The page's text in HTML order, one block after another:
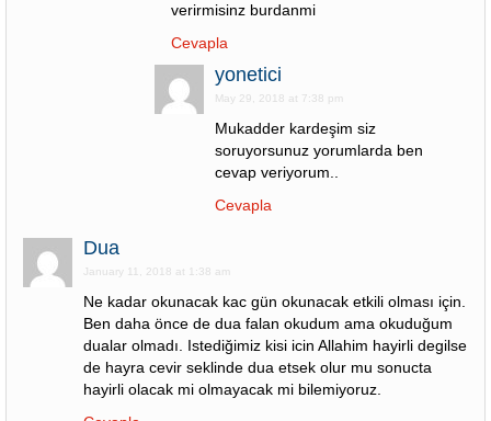
verirmisinz burdanmi
Cevapla
yonetici
May 29, 2018 at 7:38 pm
Mukadder kardeşim siz
soruyorsunuz yorumlarda ben
cevap veriyorum..
Cevapla
Dua
January 11, 2018 at 1:38 am
Ne kadar okunacak kac gün okunacak etkili olması için.
Ben daha önce de dua falan okudum ama okuduğum
dualar olmadı. Istediğimiz kisi icin Allahim hayirli degilse
de hayra cevir seklinde dua etsek olur mu sonucta
hayirli olacak mi olmayacak mi bilemiyoruz.